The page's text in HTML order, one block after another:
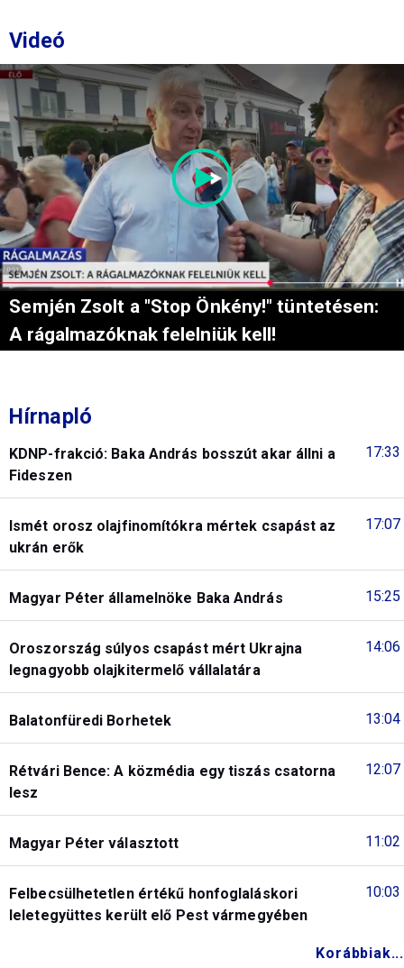
Videó
Semjén Zsolt a "Stop Önkény!" tüntetésen:
A rágalmazóknak felelniük kell!
Hírnapló
17:33
KDNP-frakció: Baka András bosszút akar állni a
Fideszen
17:07
Ismét orosz olajfinomítókra mértek csapást az
ukrán erők
15:25
Magyar Péter államelnöke Baka András
14:06
Oroszország súlyos csapást mért Ukrajna
legnagyobb olajkitermelő vállalatára
13:04
Balatonfüredi Borhetek
12:07
Rétvári Bence: A közmédia egy tiszás csatorna
lesz
11:02
Magyar Péter választott
10:03
Felbecsülhetetlen értékű honfoglaláskori
leletegyüttes került elő Pest vármegyében
Korábbiak...